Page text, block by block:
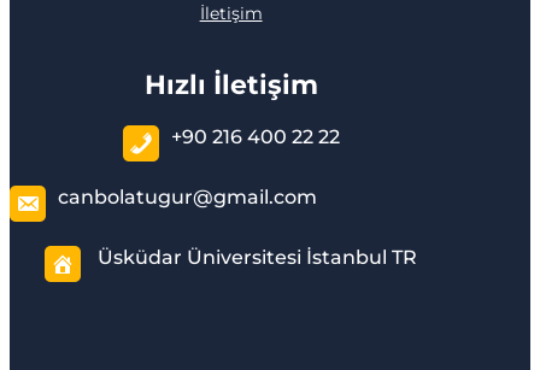
İletişim
Hızlı İletişim
+90 216 400 22 22
canbolatugur@gmail.com
Üsküdar Üniversitesi İstanbul TR